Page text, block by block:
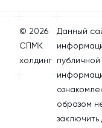
© 2026
СПМК
холдинг
Данный
образом
заключить